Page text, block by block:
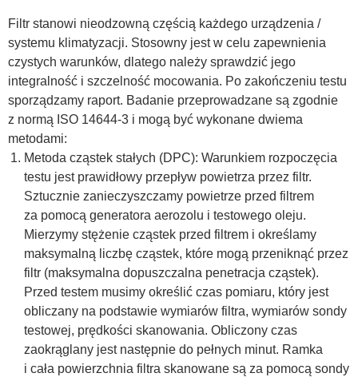
Filtr stanowi nieodzowną częścią każdego urządzenia /
systemu klimatyzacji. Stosowny jest w celu zapewnienia
czystych warunków, dlatego należy sprawdzić jego
integralność i szczelność mocowania. Po zakończeniu testu
sporządzamy raport. Badanie przeprowadzane są zgodnie
z normą ISO 14644-3 i mogą być wykonane dwiema
metodami:
Metoda cząstek stałych (DPC): Warunkiem rozpoczęcia
testu jest prawidłowy przepływ powietrza przez filtr.
Sztucznie zanieczyszczamy powietrze przed filtrem
za pomocą generatora aerozolu i testowego oleju.
Mierzymy stężenie cząstek przed filtrem i określamy
maksymalną liczbę cząstek, które mogą przeniknąć przez
filtr (maksymalna dopuszczalna penetracja cząstek).
Przed testem musimy określić czas pomiaru, który jest
obliczany na podstawie wymiarów filtra, wymiarów sondy
testowej, prędkości skanowania. Obliczony czas
zaokrąglany jest następnie do pełnych minut. Ramka
i cała powierzchnia filtra skanowane są za pomocą sondy